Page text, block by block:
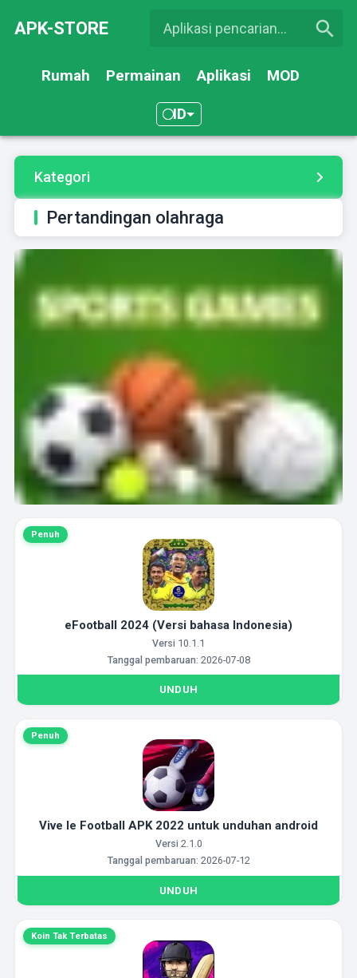
APK-STORE
Rumah Permainan Aplikasi MOD
ID
Kategori
Pertandingan olahraga
Penuh
eFootball 2024 (Versi bahasa Indonesia)
Versi 10.1.1
Tanggal pembaruan: 2026-07-08
UNDUH
Penuh
Vive le Football APK 2022 untuk unduhan android
Versi 2.1.0
Tanggal pembaruan: 2026-07-12
UNDUH
Koin Tak Terbatas